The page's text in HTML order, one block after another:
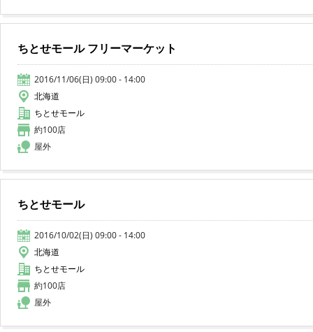
ちとせモール フリーマーケット
2016/11/06(日) 09:00 - 14:00
北海道
ちとせモール
約100店
屋外
ちとせモール
2016/10/02(日) 09:00 - 14:00
北海道
ちとせモール
約100店
屋外